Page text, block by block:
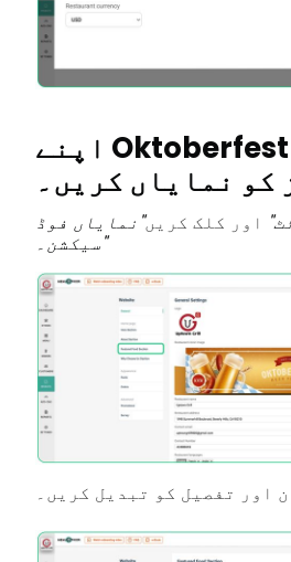
اپنے Oktoberfest کے خصوصی
کو نمایاں کریں۔
اور کلک کریں"نمایاں فوڈ
سیکشن۔"
اور تفصیل کو تبدیل کریں۔